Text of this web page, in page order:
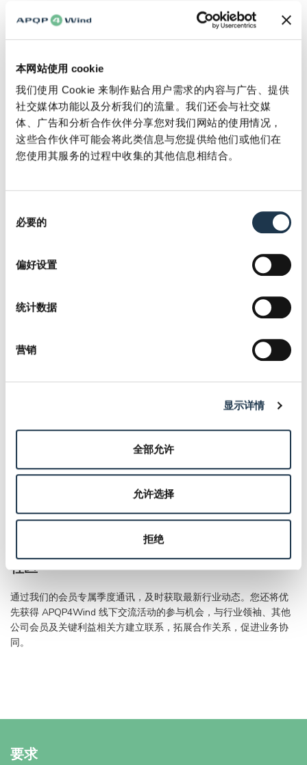
本网站使用 cookie
我们使用 Cookie 来制作贴合用户需求的内容与广告、提供
社交媒体功能以及分析我们的流量。我们还会与社交媒
体、广告和分析合作伙伴分享您对我们网站的使用情况，
这些合作伙伴可能会将此类信息与您提供给他们或他们在
您使用其服务的过程中收集的其他信息相结合。
必要的
偏好设置
统计数据
营销
显示详情
全部允许
允许选择
拒绝
优惠
Wind手册，可以享受20%专属优惠，以更低花销获取风能
行业最新指南与规范，满足贵公司对高质量的追求。
在我们的会员页面
公布公司标志与网站链接。作为公司会
时，您还有机会出现在APQP4Wind网页与领英页面上的
《遇见会员
》系列文章中，为公司做宣传，同我们的关注者
社区
通过我们的会员专属季度通讯，及时获取最新行业动态。您还将优
先获得 APQP4Wind 线下交流活动的参与机会，与行业领袖、其他
公司会员及关键利益相关方建立联系，拓展合作关系，促进业务协
同。
要求